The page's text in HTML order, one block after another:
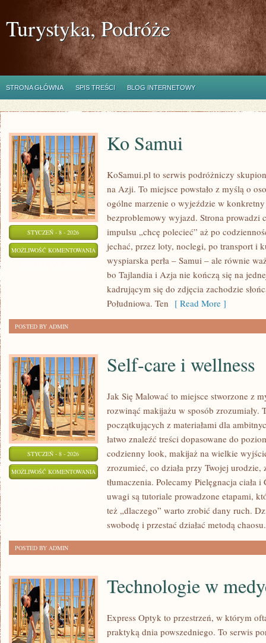
Turystyka, Podróże
STRONA GŁÓWNA SPIS TREŚCI BLOG INTERNETOWY
STYCZEŃ - 8 - 2026
MOŻLIWOŚĆ KOMENTOWANIA
SAMUI
Ko Samui
KoSamui.pl to serwis podróżniczy
na Azji. To miejsce powstało z myślą o
ogólne marzenie o wyjeździe w
bezproblemowy wyjazd. Strona prowadzi
impulsu „chcę polecieć” aż po
jechać, przez loty, noclegi, po transport i
wyspiarska perła – Samui – ale równie
bo Tajlandia i Azja nie kończą się na
kadrującym się do zdjęcia zachodzie
Południowa. Ten [ Read More ]
POSTED BY ADMIN
STYCZEŃ - 8 - 2026
MOŻLIWOŚĆ KOMENTOWANIA SELF-
CARE
WELLNESS
Self-care i wellness
Jak Się Malować to miejsce stworzone z
rozwinąć makijażu w sposób zrozumiały.
początkujących z materiałami dla
łatwo znaleźć treści dopasowane do
codzienny look, makijaż na wielkie
zrozumieć, co działa przy Twojej
tłumaczenia. Polecamy Pielęgnacja ciała
uwagi są tutoriale prowadzone etapami,
też „dlaczego” warto zrobić dany ruch.
swobodę i przestać działać metodą
POSTED BY ADMIN
Technologie w
Express Optyk to przestrzeń, w którym
praktyką dnia powszedniego. To serwis